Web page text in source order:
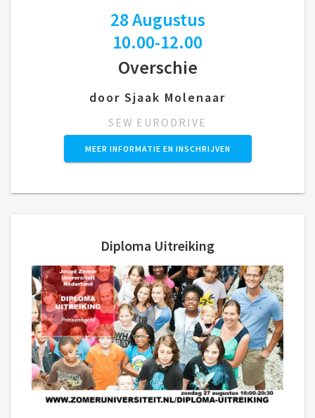
28 Augustus
10.00-12.00
Overschie
door Sjaak Molenaar
SEW EURODRIVE
MEER INFORMATIE EN INSCHRIJVEN
Diploma Uitreiking